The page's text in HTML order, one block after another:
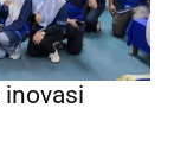
inovasi